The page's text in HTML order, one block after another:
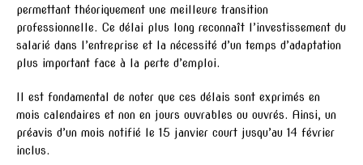
permettant théoriquement une meilleure transition
professionnelle. Ce délai plus long reconnaît l’investissement du
salarié dans l’entreprise et la nécessité d’un temps d’adaptation
plus important face à la perte d’emploi.
Il est fondamental de noter que ces délais sont exprimés en
mois calendaires et non en jours ouvrables ou ouvrés. Ainsi, un
préavis d’un mois notifié le 15 janvier court jusqu’au 14 février
inclus.